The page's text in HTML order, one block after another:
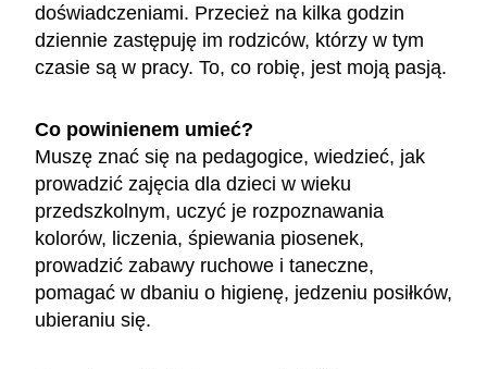
doświadczeniami. Przecież na kilka godzin
dziennie zastępuję im rodziców, którzy w tym
czasie są w pracy. To, co robię, jest moją pasją.
Co powinienem umieć?
Muszę znać się na pedagogice, wiedzieć, jak
prowadzić zajęcia dla dzieci w wieku
przedszkolnym, uczyć je rozpoznawania
kolorów, liczenia, śpiewania piosenek,
prowadzić zabawy ruchowe i taneczne,
pomagać w dbaniu o higienę, jedzeniu posiłków,
ubieraniu się.